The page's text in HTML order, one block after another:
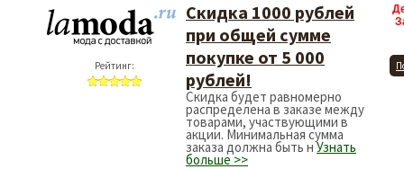
Рейтинг:
Скидка 1000 рублей
при общей сумме
покупке от 5 000
рублей!
Скидка будет равномерно
распределена в заказе между
товарами, участвующими в
акции. Минимальная сумма
заказа должна быть нУзнать
больше >>